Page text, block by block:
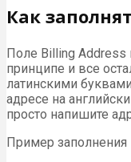
Как
Поле Billing Address
принципе и все
латинскими
адресе на
просто напишите
Пример заполнения